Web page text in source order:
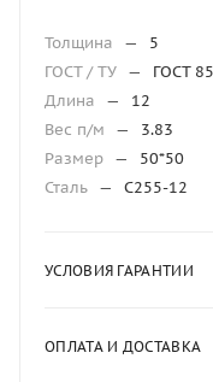
Толщина —
5
ГОСТ / ТУ —
ГОСТ
Длина
—
12
Вес п/м
—
3.83
Размер —
50*50
Сталь — С255-12
УСЛОВИЯ ГАРАНТИИ
ОПЛАТА И ДОСТАВКА